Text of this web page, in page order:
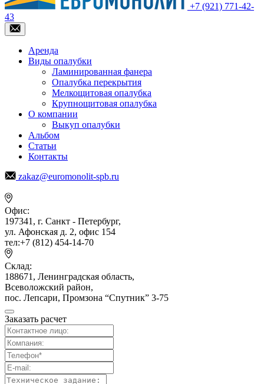
+7 (921) 771-42-
43
Аренда
Виды опалубки
Ламинированная фанера
Опалубка перекрытия
Мелкощитовая опалубка
Крупнощитовая опалубка
О компании
Выкуп опалубки
Альбом
Статьи
Контакты
zakaz@euromonolit-spb.ru
Офис:
197341, г. Санкт - Петербург,
ул. Афонская д. 2, офис 154
тел:+7 (812) 454-14-70
Склад:
188671, Ленинградская область,
Всеволожский район,
пос. Лепсари, Промзона “Спутник” 3-75
Заказать расчет